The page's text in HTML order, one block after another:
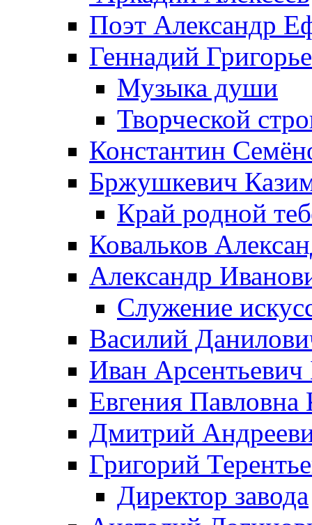
Поэт Александр
Геннадий
Музыка души
Творческой
Константин
Бржушкевич
Край родной
Ковальков
Александр
Служение
Василий
Иван
Евгения Павловна
Дмитрий
Григорий
Директор завода